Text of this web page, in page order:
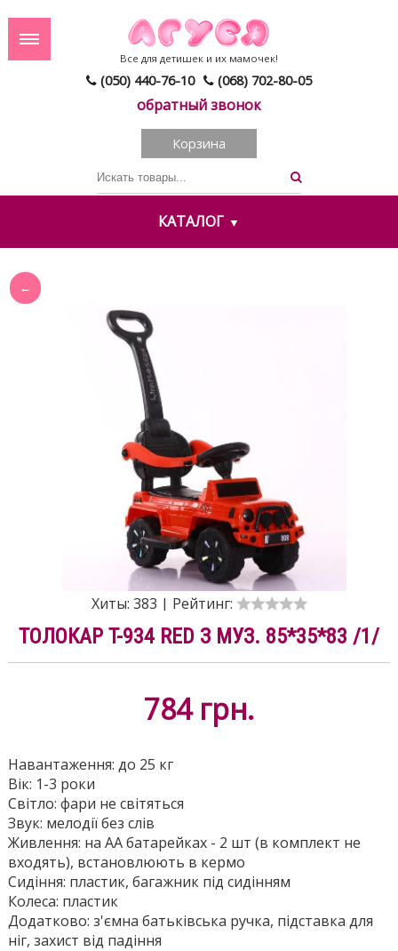
(050) 440-76-10 (068) 702-80-05
обратный звонок
Все для детишек и их мамочек!
Корзина
КАТАЛОГ
Хиты: 383 | Рейтинг:
ТОЛОКАР T-934 RED З МУЗ. 85*35*83 /1/
784 грн.
Навантаження: до 25 кг
Вік: 1-3 роки
Світло: фари не світяться
Звук: мелодії без слів
Живлення: на АА батарейках - 2 шт (в комплект не
входять), встановлюють в кермо
Сидіння: пластик, багажник під сидінням
Колеса: пластик
Додатково: з'ємна батьківська ручка, підставка для
ніг, захист від падіння